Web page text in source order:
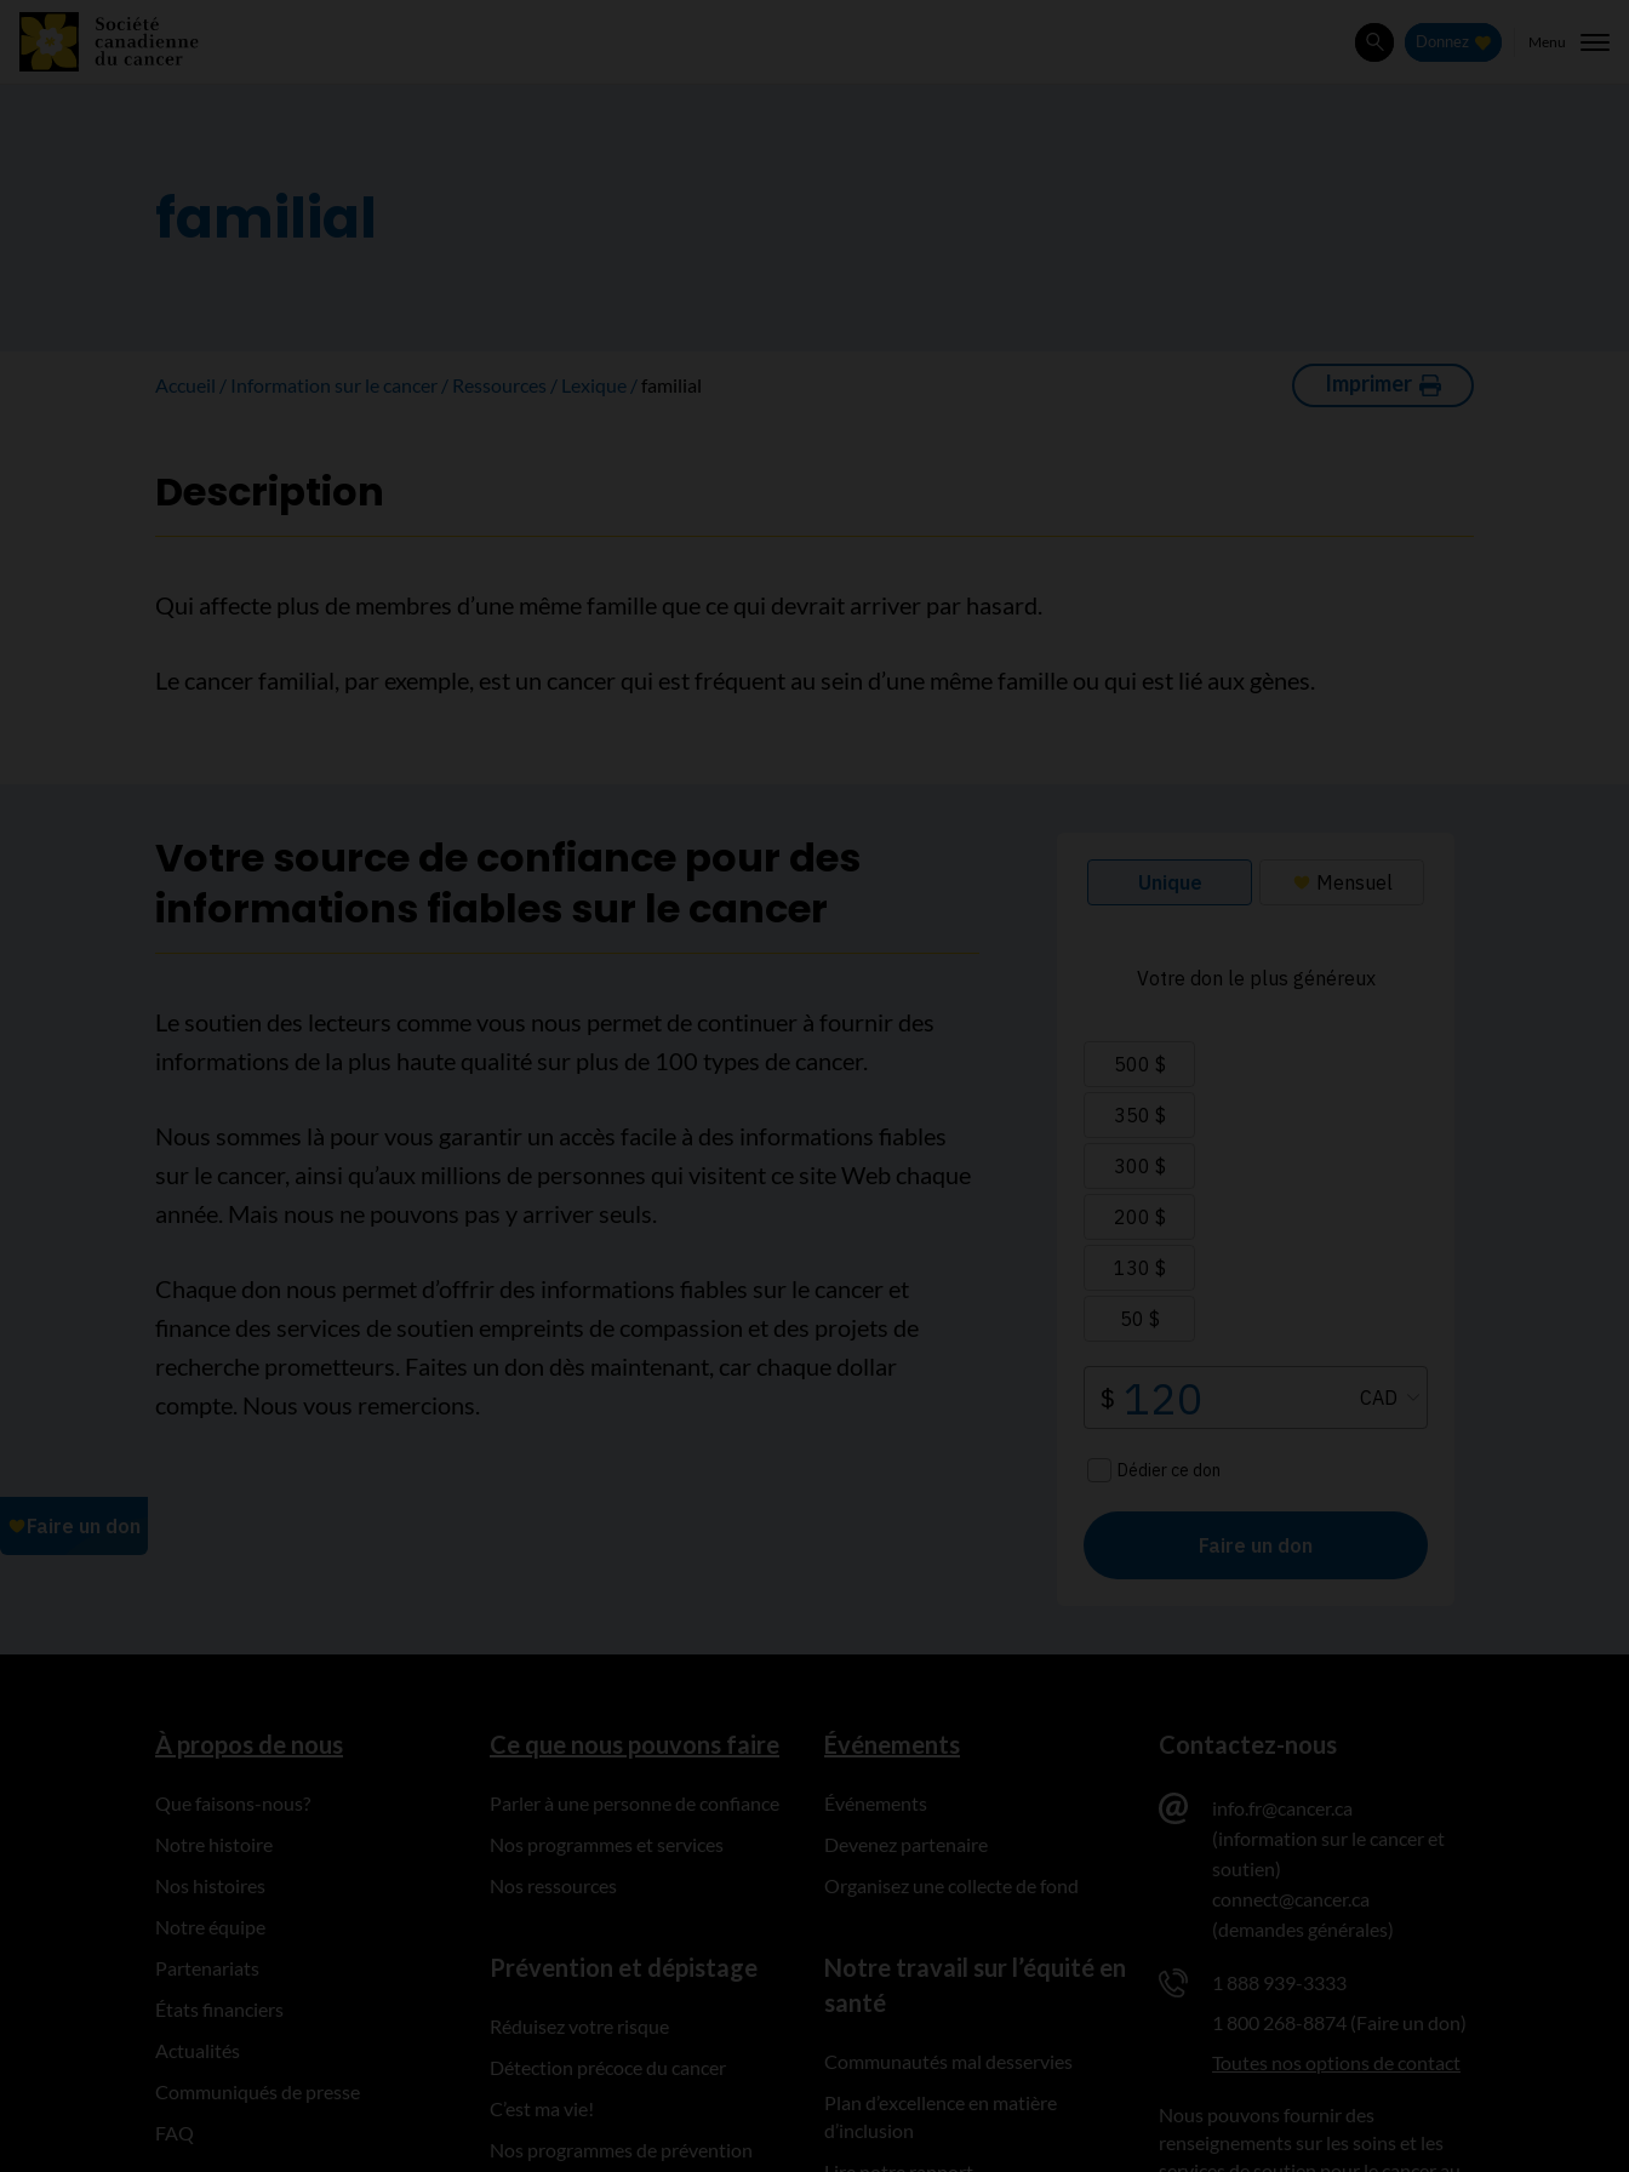
Rechercher
Donnez Menu
familial
Accueil Information sur le cancer Ressources Lexique familial Imprimer
Description
Qui affecte plus de membres d’une même famille que ce qui devrait arriver par hasard.
Le cancer familial, par exemple, est un cancer qui est fréquent au sein d’une même famille ou qui est lié aux gènes.
Votre source de confiance pour des
informations fiables sur le cancer
Le soutien des lecteurs comme vous nous permet de continuer à fournir des
informations de la plus haute qualité sur plus de 100 types de cancer.
Nous sommes là pour vous garantir un accès facile à des informations fiables
sur le cancer, ainsi qu’aux millions de personnes qui visitent ce site Web chaque
année. Mais nous ne pouvons pas y arriver seuls.
Chaque don nous permet d’offrir des informations fiables sur le cancer et
finance des services de soutien empreints de compassion et des projets de
recherche prometteurs. Faites un don dès maintenant, car chaque dollar
compte. Nous vous remercions.
À propos de nous
Que faisons-nous?
Notre histoire
Nos histoires
Notre équipe
Partenariats
États financiers
Actualités
Communiqués de presse
FAQ
Ce que nous pouvons faire
Parler à une personne de confiance
Nos programmes et services
Nos ressources
Prévention et dépistage
Réduisez votre risque
Détection précoce du cancer
C’est ma vie!
Nos programmes de prévention
Événements
Événements
Devenez partenaire
Organisez une collecte de fond
Notre travail sur l’équité en
santé
Communautés mal desservies
Plan d’excellence en matière
d’inclusion
Contactez-nous
info.fr@cancer.ca
(information sur le cancer et
soutien)
connect@cancer.ca
(demandes générales)
1 888 939-3333
1 800 268-8874 (Faire un don)
Toutes nos options de contact
Nous pouvons fournir des
renseignements sur les soins et les